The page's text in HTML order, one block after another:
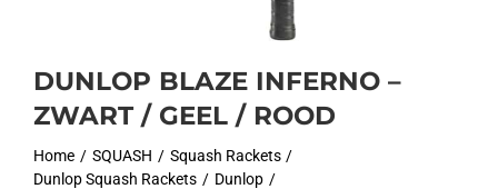
DUNLOP BLAZE INFERNO –
ZWART / GEEL / ROOD
Home SQUASH
Squash Rackets
Dunlop Squash Rackets
Dunlop